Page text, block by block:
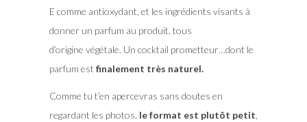
E comme antioxydant, et les ingrédients visants à
donner un parfum au produit, tous
d’origine végétale. Un cocktail prometteur…dont le
parfum est finalement très naturel.
Comme tu t’en apercevras sans doutes en
regardant les photos, le format est plutôt petit,